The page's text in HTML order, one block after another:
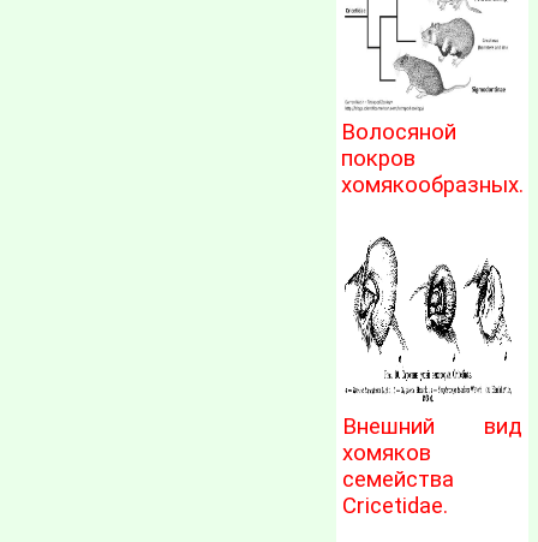
Волосяной
покров
хомякообразных.
Внешний вид
хомяков
семейства
Cricetidae.